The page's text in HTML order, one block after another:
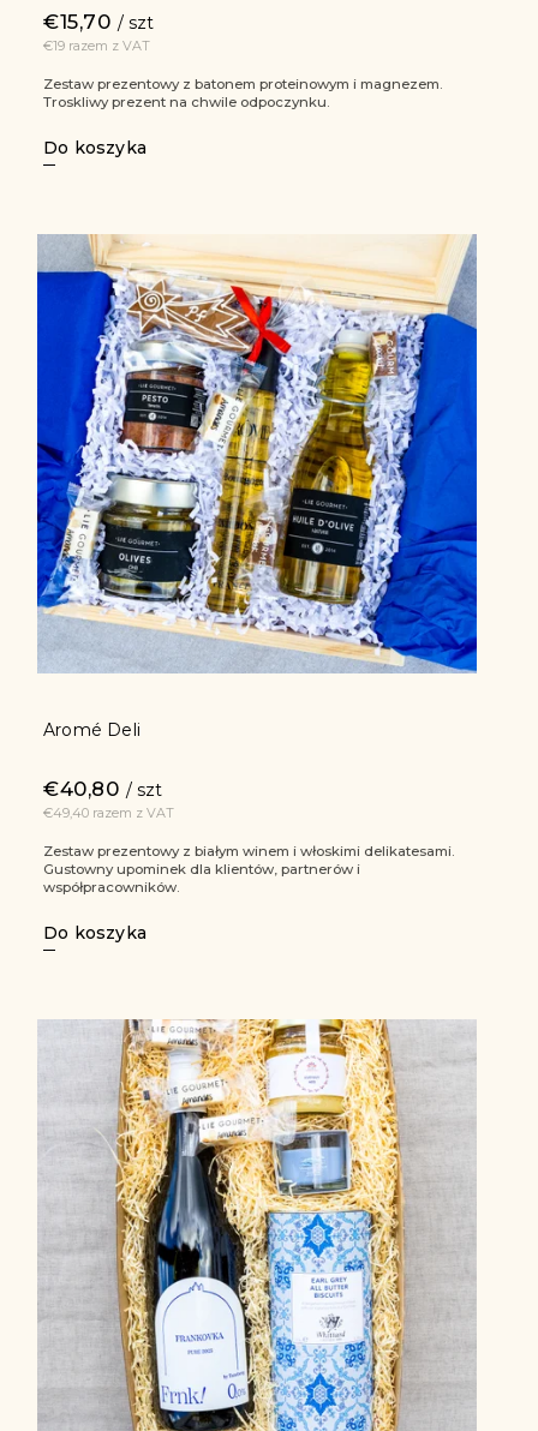
€19 razem z VAT
€15,70 / szt
Do koszyka
Zestaw prezentowy z batonem proteinowym i magnezem.
Troskliwy prezent na chwile odpoczynku.
Aromé Deli
€49,40 razem z VAT
€40,80 / szt
Do koszyka
Zestaw prezentowy z białym winem i włoskimi delikatesami.
Gustowny upominek dla klientów, partnerów i
współpracowników.